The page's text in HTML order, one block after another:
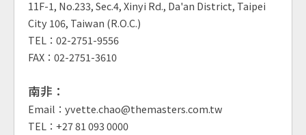
11F-1, No.233, Sec.4, Xinyi Rd., Da'an District, Taipei
City 106, Taiwan (R.O.C.)
TEL：02-2751-9556
FAX：02-2751-3610
南非：
Email：yvette.chao@themasters.com.tw
TEL：+27 81 093 0000